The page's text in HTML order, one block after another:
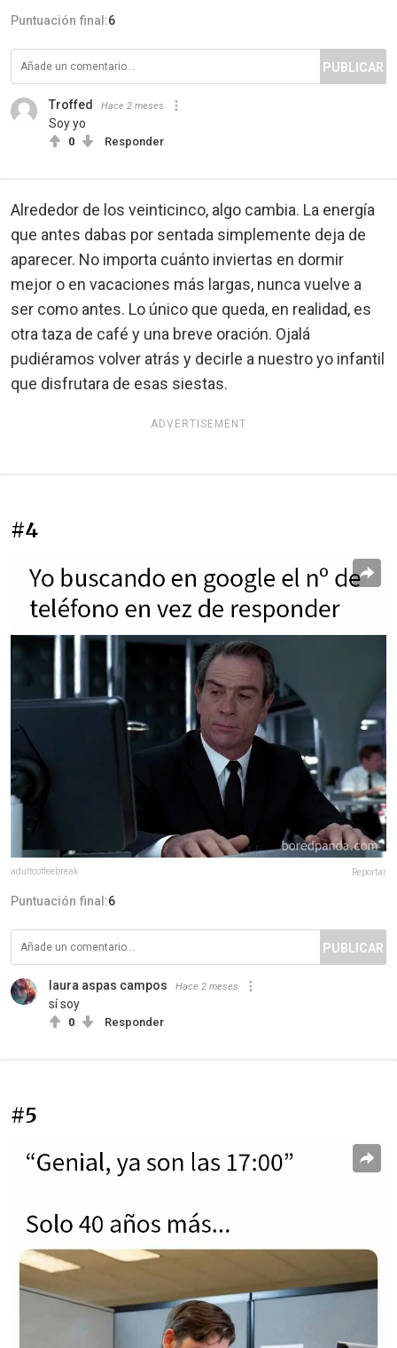
Puntuación final:6
PUBLICAR
Troffed Hace 2 meses
Soy yo
0 Responder
Alrededor de los veinticinco, algo cambia. La energía
que antes dabas por sentada simplemente deja de
aparecer. No importa cuánto inviertas en dormir
mejor o en vacaciones más largas, nunca vuelve a
ser como antes. Lo único que queda, en realidad, es
otra taza de café y una breve oración. Ojalá
pudiéramos volver atrás y decirle a nuestro yo infantil
que disfrutara de esas siestas.
ADVERTISEMENT
#4
adultcoffeebreak Reportar
Puntuación final:6
PUBLICAR
laura aspas campos Hace 2 meses
sí soy
0 Responder
#5